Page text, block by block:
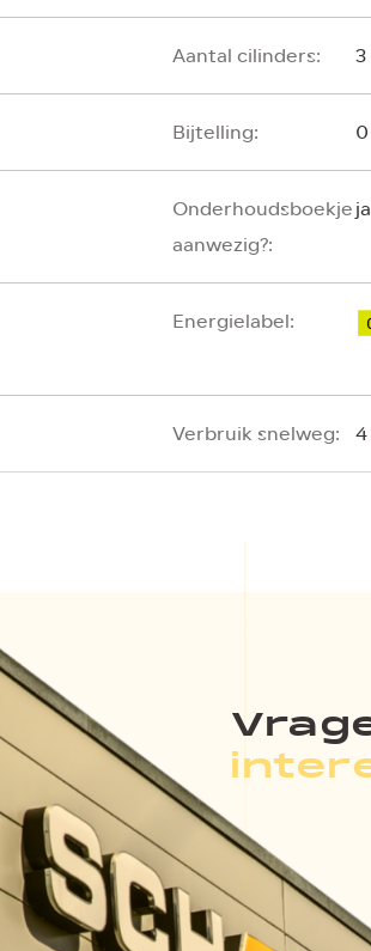
Aantal cilinders: 3
Bijtelling:
Onderhoudsboekje
aanwezig?:
ja
Energielabel:
Verbruik snelweg: